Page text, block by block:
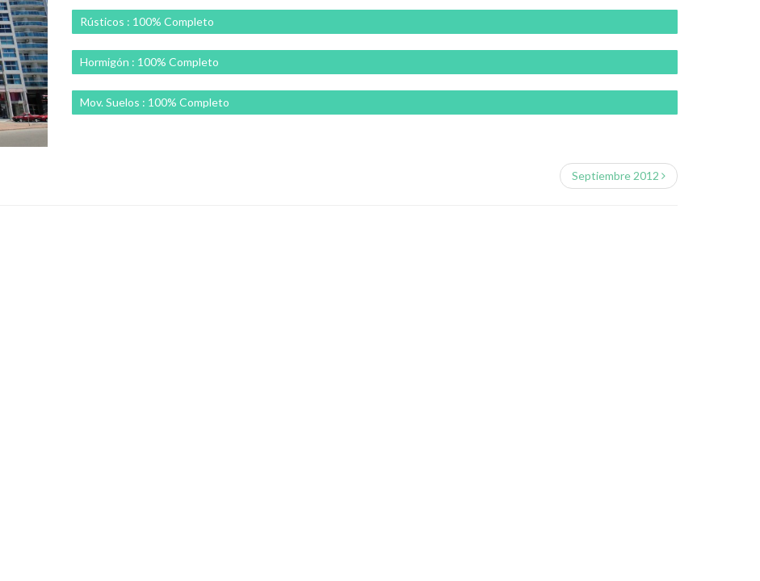
Rústicos : 100% Completo
Hormigón : 100% Completo
Mov. Suelos : 100% Completo
Septiembre 2012